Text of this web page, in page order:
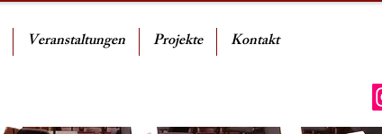
Veranstaltungen Projekte Kontakt